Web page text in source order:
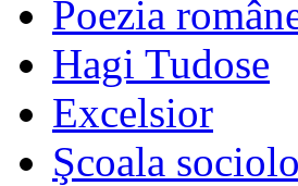
Poezia
Hagi Tudose
Excelsior
Şcoala